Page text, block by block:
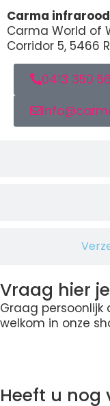
Carma
Carma World of
Corridor 5, 5466
0413 350
Vraag hier
Graag
welkom in onze
Heeft u nog